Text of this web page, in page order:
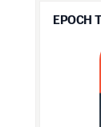
EPOCH